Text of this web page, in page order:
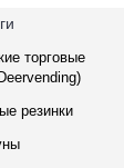
торговые
резинки